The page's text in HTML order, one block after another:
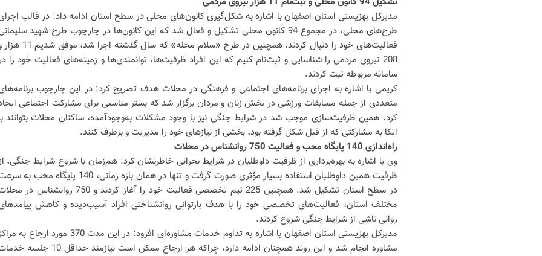
مدیرکل بهزیستی استان اصفهان با اشاره به شکل‌گیری کانون‌های محلی در سطح استان ادامه داد: در قالب
طرح‌های محلی، در مجموع 94 کانون محلی تشکیل و فعال شد که این کانون‌ها در چارچوب طرح شهید
فعالیت‌های خود را دنبال کردند. همچنین در طرح «سلام محله» که سال گذشته اجرا
208 نیروی مردمی را شناسایی و ثبت‌نام کنیم که این افراد ظرفیت‌ها، توانمندی‌ها و زمینه‌های فعالیت خود را
سامانه مربوطه ثبت کردند.
کریمی با اشاره به اجرای برنامه‌های اجتماعی و فرهنگی در محلات هدف تصریح کرد: در این چارچوب
متعددی از جمله مسابقات ورزشی در بخش زنان و مردان برگزار شد که بستر مناسبی برای مشارکت اجتماعی
کرد. همین ظرفیت‌سازی موجب شد در شرایط جنگی نیز با وجود مشکلات به‌وجودآمده، ساکنان محلات بتوانند
اتکا به مشارکتی که از قبل شکل گرفته بود، بخشی از نیازهای خود را مدیریت و برطرف کنند.
راه‌اندازی 140 پایگاه محب و فعالیت 750 روانشناس در محلات
وی با اشاره به بهره‌برداری از ظرفیت داوطلبان در شرایط بحرانی خاطرنشان کرد: هم‌زمان با شروع شرایط جنگی،
ظرفیت همین داوطلبان استفاده بسیار مؤثری صورت گرفت و تنها در همان بازه زمانی، 140 پایگاه محب
در سطح استان تشکیل شد. همچنین 225 تیم تخصصی فعالیت خود را آغاز کردند و 750 روانشناس در
مختلف استان، فعالیت‌های تخصصی خود را با هدف بازتوانی روانشناختی افراد آسیب‌دیده و کاهش
روانی ناشی از شرایط جنگی شروع کردند.
مدیرکل بهزیستی استان اصفهان با اشاره به تداوم خدمات مشاوره‌ای افزود: در این مدت 370 مورد ارجاع
مشاوره انجام شد و این روند همچنان ادامه دارد، چراکه هر ارجاع ممکن است نیازمند حداقل 10